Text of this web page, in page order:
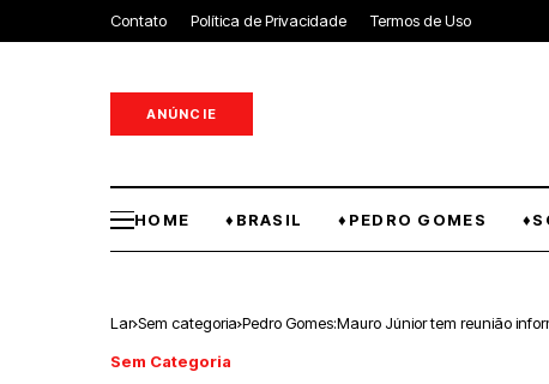
Contato Política de Privacidade Termos de Uso
ANÚNCIE
HOME ♦BRASIL ♦PEDRO GOMES
Lar Sem categoria Pedro Gomes:Mauro Júnior tem reunião
Sem Categoria